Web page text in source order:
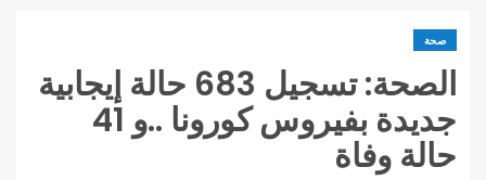
صحة
الصحة: تسجيل 683 حالة إيجابية
جديدة بفيروس كورونا ..و 41
حالة وفاة